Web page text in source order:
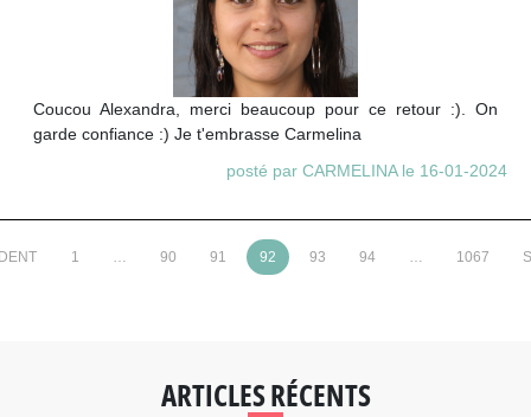
Coucou Alexandra, merci beaucoup pour ce retour :). On
garde confiance :) Je t'embrasse Carmelina
posté par CARMELINA le 16-01-2024
1 … 90 91 92 93 94 … 1067
ARTICLES RÉCENTS